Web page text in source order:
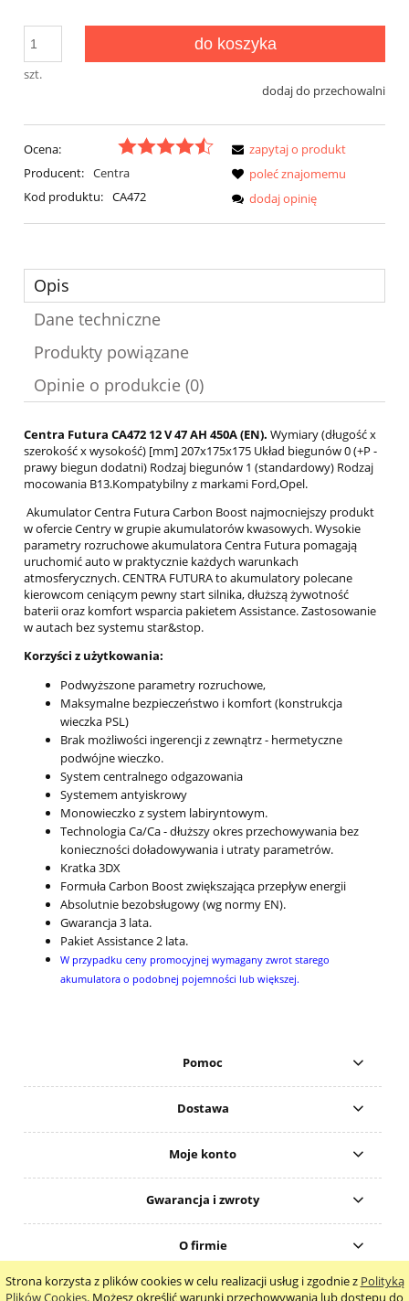
Strona korzysta z plików cookies w celu realizacji usług i zgodnie z Polityką
Plików Cookies. Możesz określić warunki przechowywania lub dostępu do
szt.
do koszyka
dodaj do przechowalni
Ocena:
Producent: Centra
Kod produktu: CA472
zapytaj o produkt
poleć znajomemu
dodaj opinię
Opis
Dane techniczne
Produkty powiązane
Opinie o produkcie (0)
Centra Futura CA472 12 V 47 AH 450A (EN). Wymiary (długość x
szerokość x wysokość) [mm] 207x175x175 Układ biegunów 0 (+P -
prawy biegun dodatni) Rodzaj biegunów 1 (standardowy) Rodzaj
mocowania B13.Kompatybilny z markami Ford,Opel.
Akumulator Centra Futura Carbon Boost najmocniejszy produkt
w ofercie Centry w grupie akumulatorów kwasowych. Wysokie
parametry rozruchowe akumulatora Centra Futura pomagają
uruchomić auto w praktycznie każdych warunkach
atmosferycznych. CENTRA FUTURA to akumulatory polecane
kierowcom ceniącym pewny start silnika, dłuższą żywotność
baterii oraz komfort wsparcia pakietem Assistance. Zastosowanie
w autach bez systemu star&stop.
Korzyści z użytkowania:
Podwyższone parametry rozruchowe,
Maksymalne bezpieczeństwo i komfort (konstrukcja
wieczka PSL)
Brak możliwości ingerencji z zewnątrz - hermetyczne
podwójne wieczko.
System centralnego odgazowania
Systemem antyiskrowy
Monowieczko z system labiryntowym.
Technologia Ca/Ca - dłuższy okres przechowywania bez
konieczności doładowywania i utraty parametrów.
Kratka 3DX
Formuła Carbon Boost zwiększająca przepływ energii
Absolutnie bezobsługowy (wg normy EN).
Gwarancja 3 lata.
Pakiet Assistance 2 lata.
W przypadku ceny promocyjnej wymagany zwrot starego
akumulatora o podobnej pojemności lub większej.
Pomoc
Dostawa
Moje konto
Gwarancja i zwroty
O firmie
pokaż pełną wersję strony